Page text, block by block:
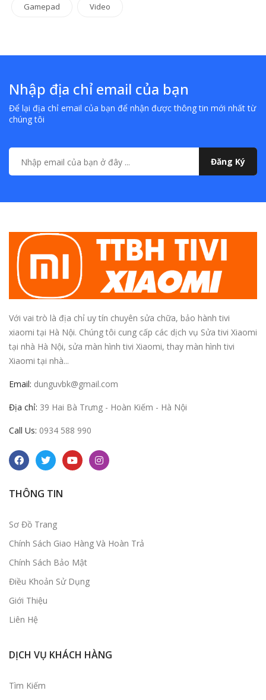
Gamepad Video
Nhập địa chỉ email của bạn
Để lại địa chỉ email của bạn để nhận được thông tin mới nhất từ
chúng tôi
Đăng Ký
Với vai trò là địa chỉ uy tín chuyên sửa chữa, bảo hành tivi
xiaomi tại Hà Nội. Chúng tôi cung cấp các dịch vụ Sửa tivi Xiaomi
tại nhà Hà Nội, sửa màn hình tivi Xiaomi, thay màn hình tivi
Xiaomi tại nhà...
Email: dunguvbk@gmail.com
Địa chỉ: 39 Hai Bà Trưng - Hoàn Kiếm - Hà Nội
Call Us: 0934 588 990
THÔNG TIN
Sơ Đồ Trang
Chính Sách Giao Hàng Và Hoàn Trả
Chính Sách Bảo Mật
Điều Khoản Sử Dụng
Giới Thiệu
Liên Hệ
DỊCH VỤ KHÁCH HÀNG
Tìm Kiếm